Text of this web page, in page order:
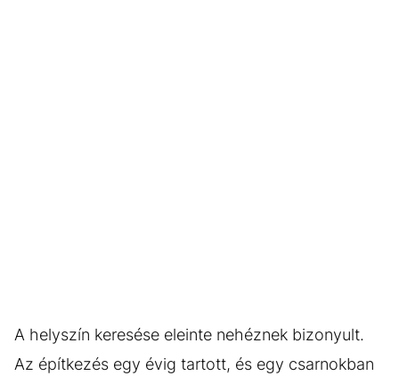
A helyszín keresése eleinte nehéznek bizonyult.
Az építkezés egy évig tartott, és egy csarnokban